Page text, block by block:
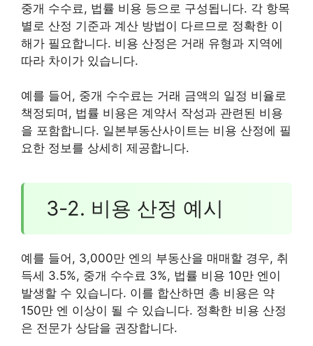
중개 수수료, 법률 비용 등으로 구성됩니다. 각 항목
별로 산정 기준과 계산 방법이 다르므로 정확한 이
해가 필요합니다. 비용 산정은 거래 유형과 지역에
따라 차이가 있습니다.
예를 들어, 중개 수수료는 거래 금액의 일정 비율로
책정되며, 법률 비용은 계약서 작성과 관련된 비용
을 포함합니다. 일본부동산사이트는 비용 산정에 필
요한 정보를 상세히 제공합니다.
3-2. 비용 산정 예시
예를 들어, 3,000만 엔의 부동산을 매매할 경우, 취
득세 3.5%, 중개 수수료 3%, 법률 비용 10만 엔이
발생할 수 있습니다. 이를 합산하면 총 비용은 약
150만 엔 이상이 될 수 있습니다. 정확한 비용 산정
은 전문가 상담을 권장합니다.